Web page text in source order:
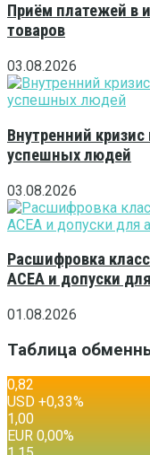
Приём платежей в
товаров
03.08.2026
Внутренний
успешных людей
03.08.2026
Расшифровка
ACEA и допуски
01.08.2026
Таблица
0,82
USD +0,33%
1,00
EUR 0,00%